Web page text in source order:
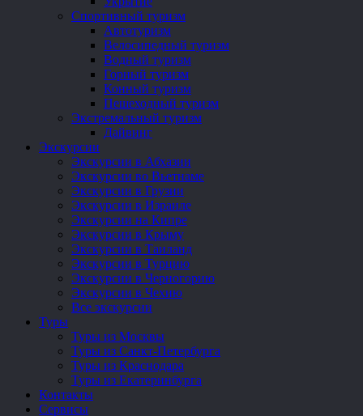
Спортивный туризм
Автотуризм
Велосипедный туризм
Водный туризм
Горный туризм
Конный туризм
Пешеходный туризм
Экстремальный туризм
Дайвинг
Экскурсии
Экскурсии в Абхазии
Экскурсии во Вьетнаме
Экскурсии в Грузии
Экскурсии в Израиле
Экскурсии на Кипре
Экскурсии в Крыму
Экскурсии в Таиланд
Экскурсии в Турцию
Экскурсии в Черногорию
Экскурсии в Чехию
Все экскурсии
Туры
Туры из Москвы
Туры из Санкт-Петербурга
Туры из Краснодара
Туры из Екатеринбурга
Контакты
Сервисы